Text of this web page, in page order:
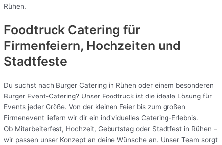
Rühen.
Foodtruck Catering für
Firmenfeiern, Hochzeiten und
Stadtfeste
Du suchst nach Burger Catering in Rühen oder einem besonderen
Burger Event-Catering? Unser Foodtruck ist die ideale Lösung für
Events jeder Größe. Von der kleinen Feier bis zum großen
Firmenevent liefern wir dir ein individuelles Catering-Erlebnis.
Ob Mitarbeiterfest, Hochzeit, Geburtstag oder Stadtfest in Rühen –
wir passen unser Konzept an deine Wünsche an. Unser Team sorgt